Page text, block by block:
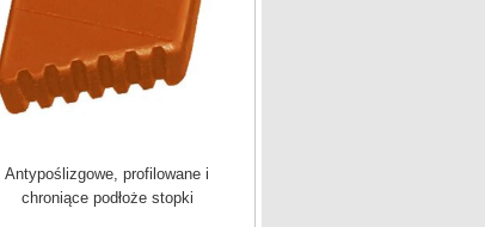
Antypoślizgowe, profilowane i
chroniące podłoże stopki